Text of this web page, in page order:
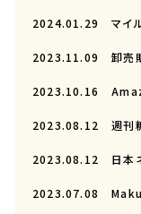
2024.01.29 マイル
2023.11.09 卸売
2023.10.16
2023.08.12 週刊
2023.08.12 日本
2023.07.08